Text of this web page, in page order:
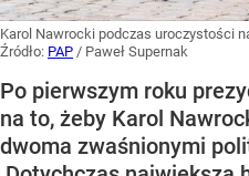
Karol Nawrocki podczas uroczystości
Źródło: PAP / Paweł Supernak
Po pierwszym roku
na to, żeby Karol
dwoma zwaśnionymi